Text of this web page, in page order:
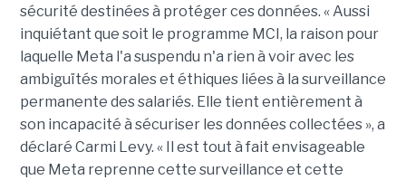
sécurité destinées à protéger ces données. « Aussi
inquiétant que soit le programme MCI, la raison pour
laquelle Meta l'a suspendu n'a rien à voir avec les
ambiguïtés morales et éthiques liées à la surveillance
permanente des salariés. Elle tient entièrement à
son incapacité à sécuriser les données collectées », a
déclaré Carmi Levy. « Il est tout à fait envisageable
que Meta reprenne cette surveillance et cette